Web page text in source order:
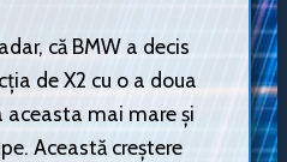
că BMW a decis
de X2 cu o a doua
aceasta mai mare și
Această creștere